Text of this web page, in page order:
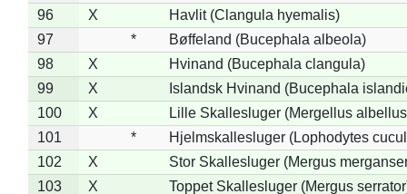
96
X
Havlit (Clangula hyemalis)
97
*
Bøffeland (Bucephala albeola)
98
X
Hvinand (Bucephala clangula)
99
X
Islandsk Hvinand (Bucephala
100
X
Lille Skallesluger (Mergellus
101
*
Hjelmskallesluger (Lophodytes
102
X
Stor Skallesluger (Mergus
103
X Toppet Skallesluger (Mergus